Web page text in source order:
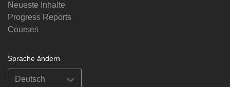
Neueste Inhalte
Progress Reports
Courses
Sprache ändern